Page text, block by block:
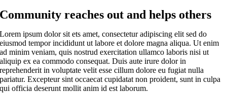
Community reaches out and helps others
Lorem ipsum dolor sit ets amet, consectetur adipiscing elit sed do
eiusmod tempor incididunt ut labore et dolore magna aliqua. Ut enim
ad minim veniam, quis nostrud exercitation ullamco laboris nisi ut
aliquip ex ea commodo consequat. Duis aute irure dolor in
reprehenderit in voluptate velit esse cillum dolore eu fugiat nulla
pariatur. Excepteur sint occaecat cupidatat non proident, sunt in culpa
qui officia deserunt mollit anim id est laborum.